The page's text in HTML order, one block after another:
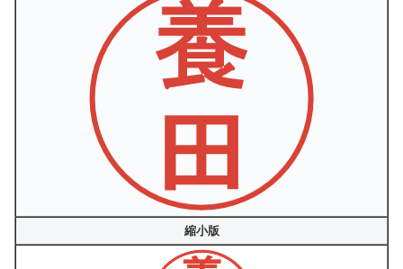
縮小版